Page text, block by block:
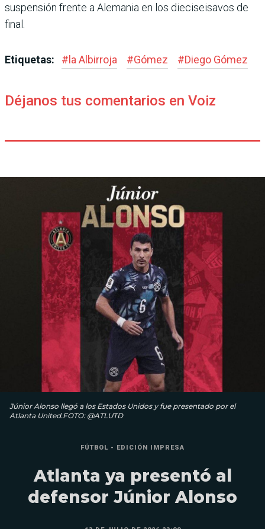
suspensión frente a Alemania en los die­ciseisavos de
final.
Etiquetas: # la Albirroja #Gómez #Diego Gómez
Déjanos tus comentarios en Voiz
Júnior Alonso llegó a los Estados Unidos y fue presentado por el
Atlanta United.FOTO: @ATLUTD
FÚTBOL - EDICIÓN IMPRESA
Atlanta ya presentó al
defensor Júnior Alonso